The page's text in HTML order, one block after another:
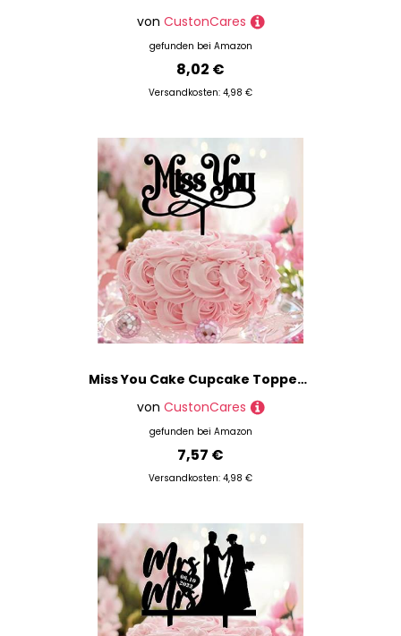
von CustonCares
gefunden bei Amazon
8,02 €
Versandkosten: 4,98 €
Miss You Cake Cupcake Toppers Custom Last Name Initialen Cupcake Topper for Baby Shower Gender Reveal Decoration Supplies Custom Elegant Name Diamond Hearts Acrylic Black
von CustonCares
gefunden bei Amazon
7,57 €
Versandkosten: 4,98 €